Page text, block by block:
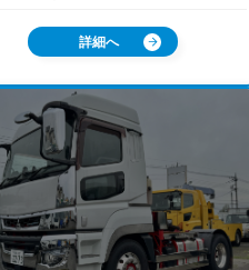
詳細へ